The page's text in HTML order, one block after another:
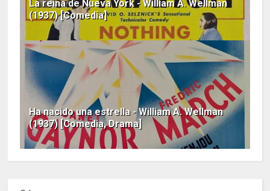
La reina de Nueva York - William A. Wellman
(1937) [Comedia]
Ha nacido una estrella - William A. Wellman
(1937) [Comedia, Drama]